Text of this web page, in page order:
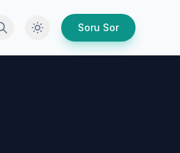
AramaKaranlık Mod
Soru Sor